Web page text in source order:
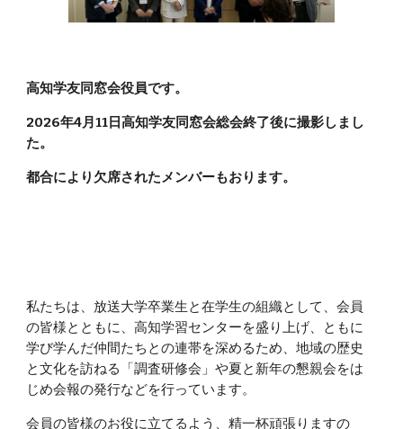
高知学友同窓会役員です。
2026年4月11日高知学友同窓会総会終了後に撮影しまし
た。
都合により欠席されたメンバーもおります。
私たちは、放送大学卒業生と在学生の組織として、会員
の皆様とともに、高知学習センターを盛り上げ、ともに
学び学んだ仲間たちとの連帯を深めるため、地域の歴史
と文化を訪ねる「調査研修会」や夏と新年の懇親会をは
じめ会報の発行などを行っています。
会員の皆様のお役に立てるよう、精一杯頑張りますの